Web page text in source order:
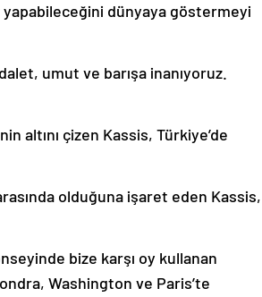
yapabileceğini dünyaya göstermeyi
umut ve barışa inanıyoruz.
altını çizen Kassis, Türkiye’de
olduğuna işaret eden Kassis,
bize karşı oy kullanan
Washington ve Paris’te